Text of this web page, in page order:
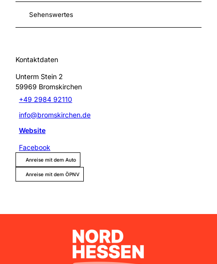
Sehenswertes
Kontaktdaten
Unterm Stein 2
59969 Bromskirchen
+49 2984 92110
info@bromskirchen.de
Website
Facebook
Anreise mit dem Auto
Anreise mit dem ÖPNV